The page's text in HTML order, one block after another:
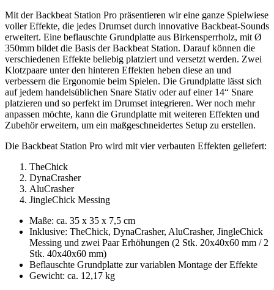
Mit der Backbeat Station Pro präsentieren wir eine ganze Spielwiese
voller Effekte, die jedes Drumset durch innovative Backbeat-Sounds
erweitert. Eine beflauschte Grundplatte aus Birkensperrholz, mit Ø
350mm bildet die Basis der Backbeat Station. Darauf können die
verschiedenen Effekte beliebig platziert und versetzt werden. Zwei
Klotzpaare unter den hinteren Effekten heben diese an und
verbessern die Ergonomie beim Spielen. Die Grundplatte lässt sich
auf jedem handelsüblichen Snare Stativ oder auf einer 14“ Snare
platzieren und so perfekt im Drumset integrieren. Wer noch mehr
anpassen möchte, kann die Grundplatte mit weiteren Effekten und
Zubehör erweitern, um ein maßgeschneidertes Setup zu erstellen.
Die Backbeat Station Pro wird mit vier verbauten Effekten geliefert:
TheChick
DynaCrasher
AluCrasher
JingleChick Messing
Maße: ca. 35 x 35 x 7,5 cm
Inklusive: TheChick, DynaCrasher, AluCrasher, JingleChick
Messing und zwei Paar Erhöhungen (2 Stk. 20x40x60 mm / 2
Stk. 40x40x60 mm)
Beflauschte Grundplatte zur variablen Montage der Effekte
Gewicht: ca. 12,17 kg